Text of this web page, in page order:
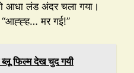
आधा लंड अंदर चला गया।
“आह्ह्ह… मर गई!”
फिल्म देख चुद गयी